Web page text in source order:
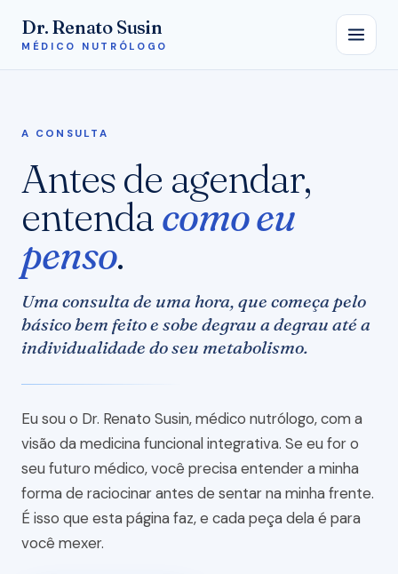
Dr. Renato Susin
MÉDICO NUTRÓLOGO
A CONSULTA
Antes de agendar,
entendacomo eu
penso.
Uma consulta de uma hora, que começa pelo
básico bem feito e sobe degrau a degrau até a
individualidade do seu metabolismo.
Eu sou o Dr. Renato Susin, médico nutrólogo, com a
visão da medicina funcional integrativa. Se eu for o
seu futuro médico, você precisa entender a minha
forma de raciocinar antes de sentar na minha frente.
É isso que esta página faz, e cada peça dela é para
você mexer.